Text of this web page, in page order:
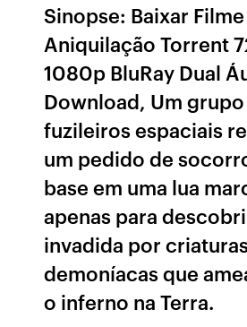
Sinopse: Baixar
Aniquilação Torrent
1080p BluRay Dual
Download, Um
fuzileiros espaciais
um pedido de
base em uma lua
apenas para
invadida por
demoníacas que
o inferno na Terra.